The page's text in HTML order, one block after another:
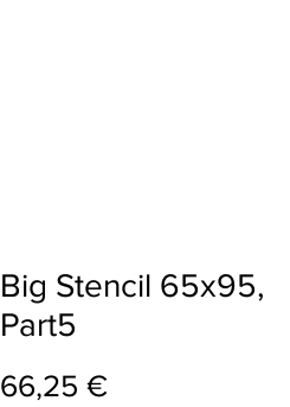
Big Stencil 65x95,
Part5
66,25 €Preis